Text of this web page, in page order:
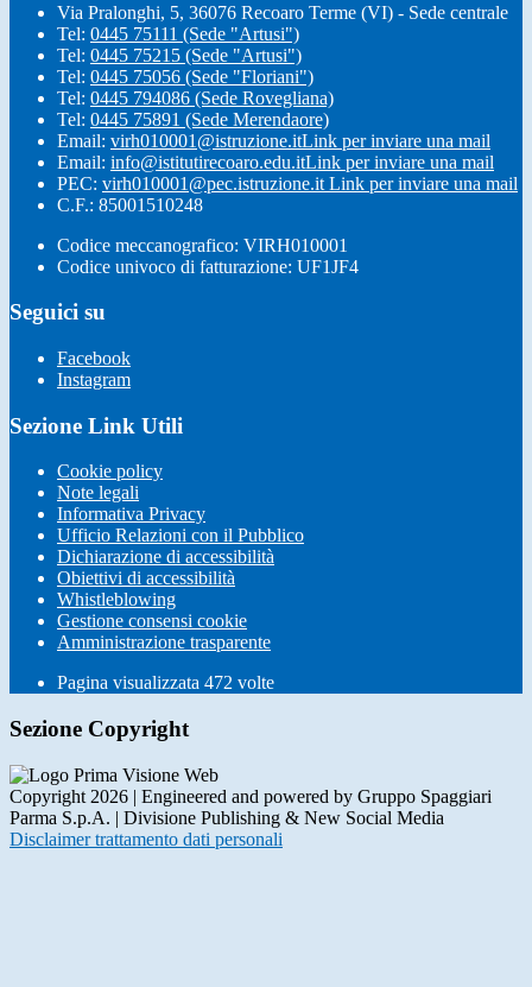
Via Pralonghi, 5, 36076 Recoaro Terme (VI) - Sede centrale
Tel: 0445 75111 (Sede "Artusi")
Tel: 0445 75215 (Sede "Artusi")
Tel: 0445 75056 (Sede "Floriani")
Tel: 0445 794086 (Sede Rovegliana)
Tel: 0445 75891 (Sede Merendaore)
Email: virh010001@istruzione.itLink per inviare una mail
Email: info@istitutirecoaro.edu.itLink per inviare una mail
PEC: virh010001@pec.istruzione.it Link per inviare una mail
C.F.: 85001510248
Codice meccanografico: VIRH010001
Codice univoco di fatturazione: UF1JF4
Seguici su
Facebook
Instagram
Sezione Link Utili
Cookie policy
Note legali
Informativa Privacy
Ufficio Relazioni con il Pubblico
Dichiarazione di accessibilità
Obiettivi di accessibilità
Whistleblowing
Gestione consensi cookie
Amministrazione trasparente
Pagina visualizzata 472 volte
Sezione Copyright
Copyright 2026 | Engineered and powered by Gruppo Spaggiari
Parma S.p.A. | Divisione Publishing & New Social Media
Disclaimer trattamento dati personali